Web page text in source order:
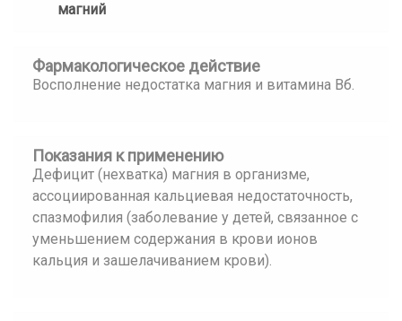
магний
Фармакологическое действие
Восполнение недостатка магния и витамина Вб.
Показания к применению
Дефицит (нехватка) магния в организме,
ассоциированная кальциевая недостаточность,
спазмофилия (заболевание у детей, связанное с
уменьшением содержания в крови ионов
кальция и зашелачиванием крови).